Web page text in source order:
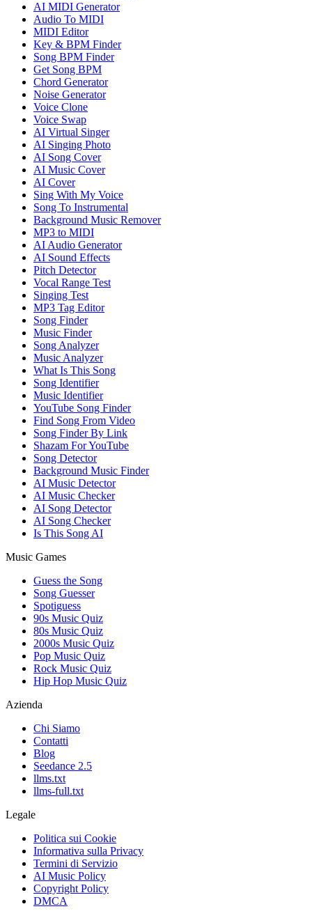
AI MIDI Generator
Audio To MIDI
MIDI Editor
Key & BPM Finder
Song BPM Finder
Get Song BPM
Chord Generator
Noise Generator
Voice Clone
Voice Swap
AI Virtual Singer
AI Singing Photo
AI Song Cover
AI Music Cover
AI Cover
Sing With My Voice
Song To Instrumental
Background Music Remover
MP3 to MIDI
AI Audio Generator
AI Sound Effects
Pitch Detector
Vocal Range Test
Singing Test
MP3 Tag Editor
Song Finder
Music Finder
Song Analyzer
Music Analyzer
What Is This Song
Song Identifier
Music Identifier
YouTube Song Finder
Find Song From Video
Song Finder By Link
Shazam For YouTube
Song Detector
Background Music Finder
AI Music Detector
AI Music Checker
AI Song Detector
AI Song Checker
Is This Song AI
Music Games
Guess the Song
Song Guesser
Spotiguess
90s Music Quiz
80s Music Quiz
2000s Music Quiz
Pop Music Quiz
Rock Music Quiz
Hip Hop Music Quiz
Azienda
Chi Siamo
Contatti
Blog
Seedance 2.5
llms.txt
llms-full.txt
Legale
Politica sui Cookie
Informativa sulla Privacy
Termini di Servizio
AI Music Policy
Copyright Policy
DMCA